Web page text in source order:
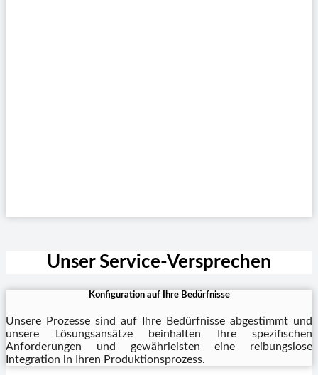
Unser Service-Versprechen
Konfiguration auf Ihre Bedürfnisse
Unsere Prozesse sind auf Ihre Bedürfnisse abgestimmt und
unsere Lösungsansätze beinhalten Ihre spezifischen
Anforderungen und gewährleisten eine reibungslose
Integration in Ihren Produktionsprozess.